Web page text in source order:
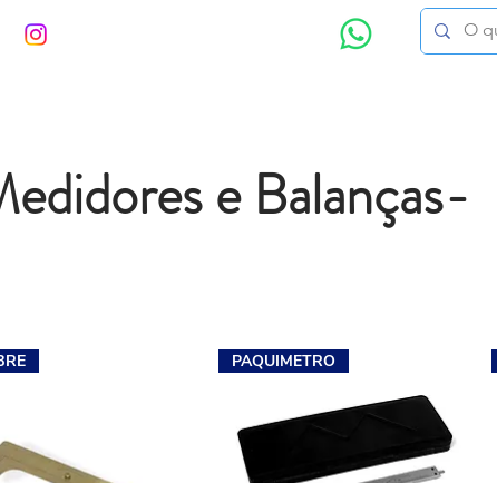
e Balanças-
PAQUIMETRO